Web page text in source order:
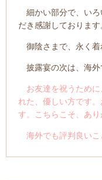
細かい部分で、いろ
だき感謝しております
御陰さまで、永く着
披露宴の次は、海外
お友達を祝うため
れた、優しい方です
す。こちらこそ、あり
海外でも評判良い